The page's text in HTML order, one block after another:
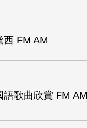
西 FM AM
語歌曲欣賞 FM AM